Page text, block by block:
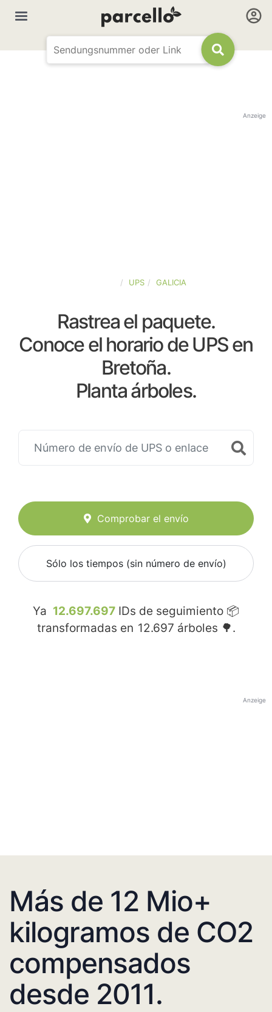
Anzeige
UPS GALICIA
Rastrea el paquete.
Conoce el horario de UPS en
Bretoña.
Planta árboles.
Comprobar el envío
Sólo los tiempos (sin número de envío)
Ya 12.697.697 IDs de seguimiento 📦
transformadas en 12.697 árboles 🌳.
Anzeige
Más de 12 Mio+
kilogramos de CO2
compensados
desde 2011.